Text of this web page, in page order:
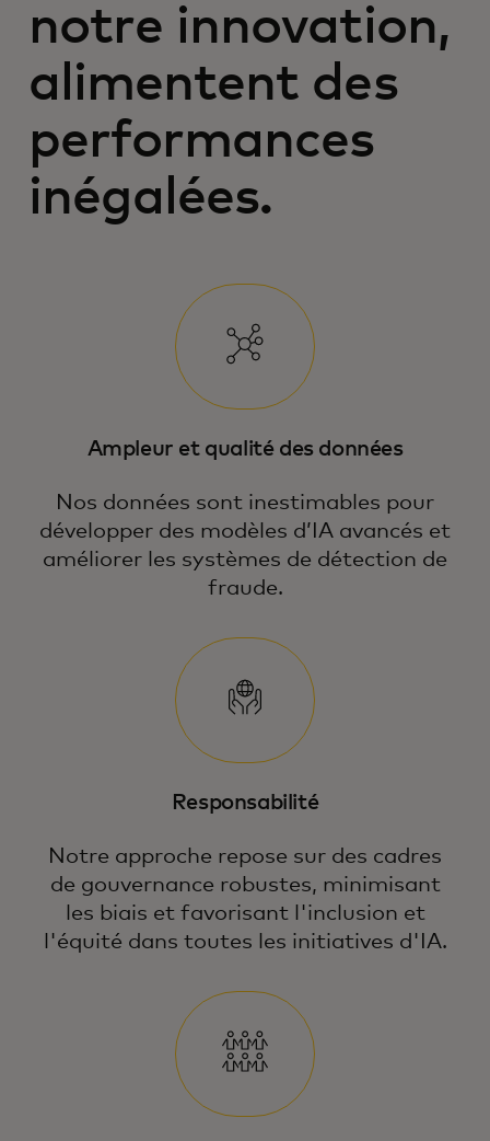
notre innovation,
alimentent des
performances
inégalées.
Ampleur et qualité des données
Nos données sont inestimables pour
développer des modèles d’IA avancés et
améliorer les systèmes de détection de
fraude.
Responsabilité
Notre approche repose sur des cadres
de gouvernance robustes, minimisant
les biais et favorisant l'inclusion et
l'équité dans toutes les initiatives d'IA.